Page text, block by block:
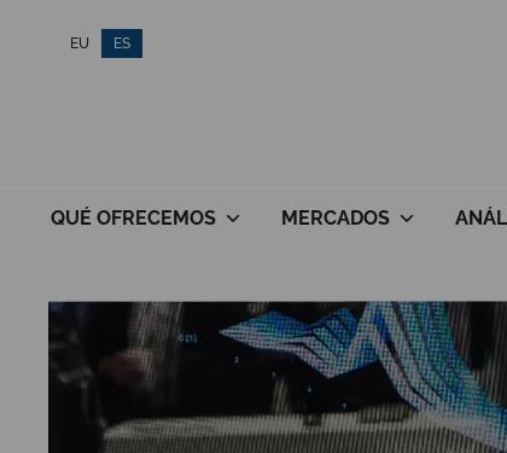
EU ES
QUÉ OFRECEMOS MERCADOS